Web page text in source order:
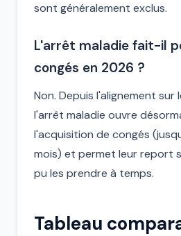
sont généralement exclus.
L'arrêt maladie fait-il
congés en 2026 ?
Non. Depuis l'alignement
l'arrêt maladie ouvre
l'acquisition de congés
mois) et permet leur report
pu les prendre à temps.
Tableau